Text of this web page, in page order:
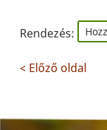
Rendezés:
< Előző oldal